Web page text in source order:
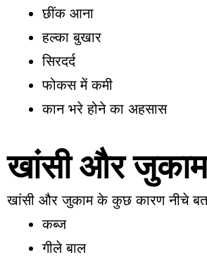
छींक आना
हल्का बुखार
सिरदर्द
फोकस में कमी
कान भरे होने का अहसास
खांसी और
खांसी और जुकाम के कुछ कारण नीचे
कब्ज
गीले बाल